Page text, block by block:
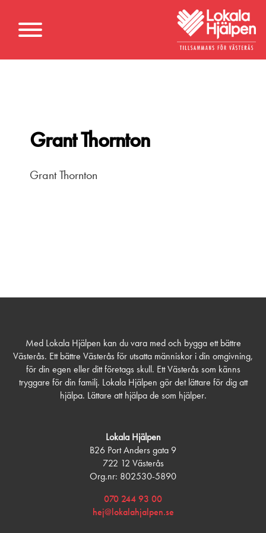
Grant Thornton
Grant Thornton
Med Lokala Hjälpen kan du vara med och bygga ett bättre
Västerås. Ett bättre Västerås för utsatta människor i din omgivning,
för din egen eller ditt företags skull. Ett Västerås som känns
tryggare för din familj. Lokala Hjälpen gör det lättare för dig att
hjälpa. Lättare att hjälpa de som hjälper.
Lokala Hjälpen
B26 Port Anders gata 9
722 12 Västerås
Org.nr: 802530-5890
070 244 93 00
hej@lokalahjalpen.se